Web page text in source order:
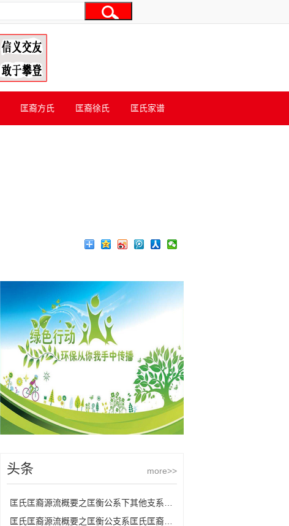
匡裔方氏 匡裔徐氏 匡氏家谱
more>>
头条